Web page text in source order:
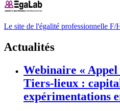
Le site de l'égalité professionnelle F/
Actualités
Webinaire «
Tiers-lieux :
expérimentations